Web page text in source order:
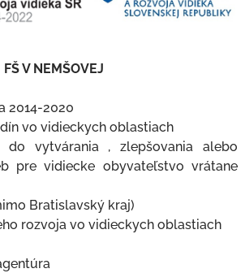
V NEMŠOVEJ
2014-2020
vo vidieckych oblastiach
do vytvárania , zlepšovania alebo
pre vidiecke obyvateľstvo vrátane
Bratislavský kraj)
rozvoja vo vidieckych oblastiach